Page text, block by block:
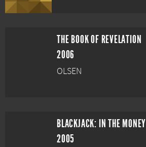
THE BOOK OF REVELATION
2006
OLSEN
BLACKJACK: IN THE MONEY
2005